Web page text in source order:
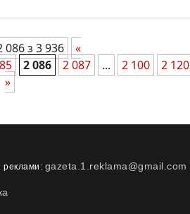
086 з 3 936
«
2 086 2 087 ... 2 100 2 120
»
реклами: gazeta.1.reklama@gmail.com